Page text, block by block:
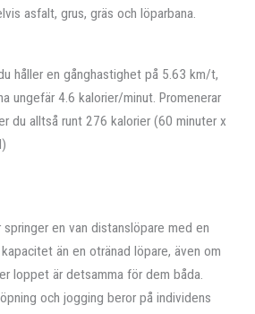
asfalt, grus, gräs och löparbana.
håller en gånghastighet på 5.63 km/t,
ungefär 4.6 kalorier/minut. Promenerar
du alltså runt 276 kalorier (60 minuter x
en van distanslöpare med en
än en otränad löpare, även om
loppet är detsamma för dem båda.
och jogging beror på individens